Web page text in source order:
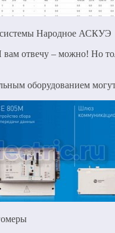
Народное АСКУЭ
отвечу – можно! Но
оборудованием могут